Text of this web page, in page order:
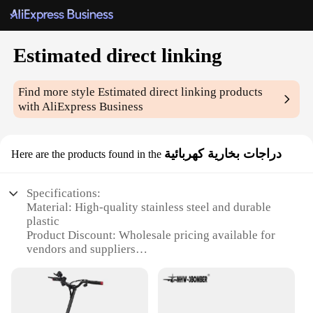
Estimated direct linking
Find more styleEstimated direct linking products
with AliExpress Business
Here are the products found in the دراجات بخارية كهربائية
Specifications:
Material: High-quality stainless steel and durable
plastic
Product Discount: Wholesale pricing available for
vendors and suppliers
Design and Style: Sleek, modern design with
ergonomic features
Usage and Purpose: Ideal for both recreational and